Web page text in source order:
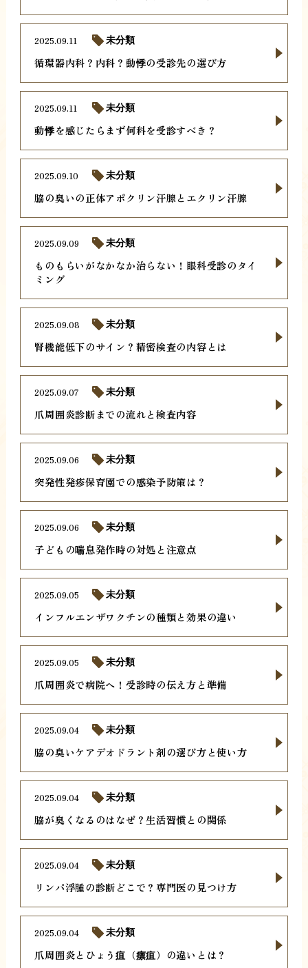
循環器内科？内科？動悸の受診先の選び方
2025.09.11 未分類
動悸を感じたらまず何科を受診すべき？
2025.09.11 未分類
脇の臭いの正体アポクリン汗腺とエクリン汗腺
2025.09.10 未分類
ものもらいがなかなか治らない！眼科受診のタイ
ミング
2025.09.09 未分類
腎機能低下のサイン？精密検査の内容とは
2025.09.08 未分類
爪周囲炎診断までの流れと検査内容
2025.09.07 未分類
突発性発疹保育園での感染予防策は？
2025.09.06 未分類
子どもの喘息発作時の対処と注意点
2025.09.06 未分類
インフルエンザワクチンの種類と効果の違い
2025.09.05 未分類
爪周囲炎で病院へ！受診時の伝え方と準備
2025.09.05 未分類
脇の臭いケアデオドラント剤の選び方と使い方
2025.09.04 未分類
脇が臭くなるのはなぜ？生活習慣との関係
2025.09.04 未分類
リンパ浮腫の診断どこで？専門医の見つけ方
2025.09.04 未分類
爪周囲炎とひょう疽（瘭疽）の違いとは？
2025.09.04 未分類